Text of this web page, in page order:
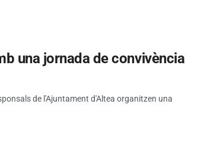
una jornada de convivència
de l'Ajuntament d'Altea organitzen una